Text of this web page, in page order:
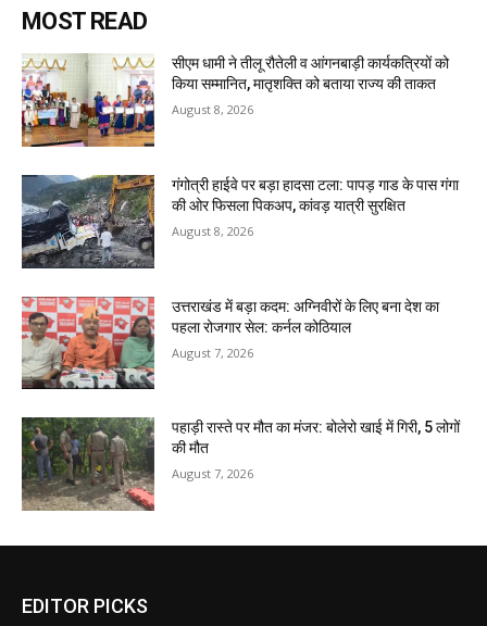
MOST READ
सीएम धामी ने तीलू रौतेली व आंगनबाड़ी कार्यकत्रियों को
किया सम्मानित, मातृशक्ति को बताया राज्य की ताकत
August 8, 2026
गंगोत्री हाईवे पर बड़ा हादसा टला: पापड़ गाड के पास गंगा
की ओर फिसला पिकअप, कांवड़ यात्री सुरक्षित
August 8, 2026
उत्तराखंड में बड़ा कदम: अग्निवीरों के लिए बना देश का
पहला रोजगार सेल: कर्नल कोठियाल
August 7, 2026
पहाड़ी रास्ते पर मौत का मंजर: बोलेरो खाई में गिरी, 5 लोगों
की मौत
August 7, 2026
EDITOR PICKS